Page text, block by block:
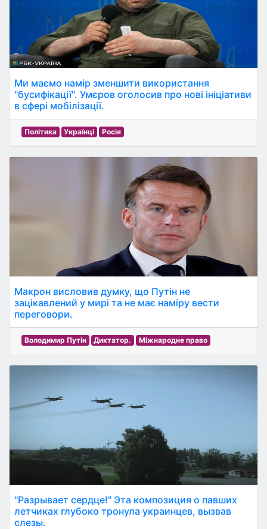
Ми маємо намір зменшити використання
"бусифікації". Умєров оголосив про нові ініціативи
в сфері мобілізації.
Політика Українці Росія
Макрон висловив думку, що Путін не
зацікавлений у мирі та не має наміру вести
переговори.
Володимир Путін Диктатор. Міжнародне право
"Разрывает сердце!" Эта композиция о павших
летчиках глубоко тронула украинцев, вызвав
слезы.